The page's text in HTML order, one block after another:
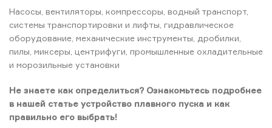
Насосы, вентиляторы, компрессоры, водный транспорт,
системы транспортировки и лифты, гидравлическое
оборудование, механические инструменты, дробилки,
пилы, миксеры, центрифуги, промышленные охладительные
и морозильные установки
Не знаете как определиться? Ознакомьтесь подробнее
в нашей статье устройство плавного пуска и как
правильно его выбрать!